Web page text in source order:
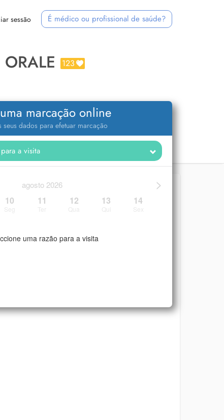
sessão É médico ou profissional de saúde?
123
marcação online
seus dados para efetuar marcação
>
agosto 2026
10 11 12 13 14
uma razão para a visita